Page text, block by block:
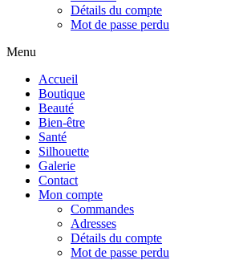
Détails du compte
Mot de passe perdu
Menu
Accueil
Boutique
Beauté
Bien-être
Santé
Silhouette
Galerie
Contact
Mon compte
Commandes
Adresses
Détails du compte
Mot de passe perdu